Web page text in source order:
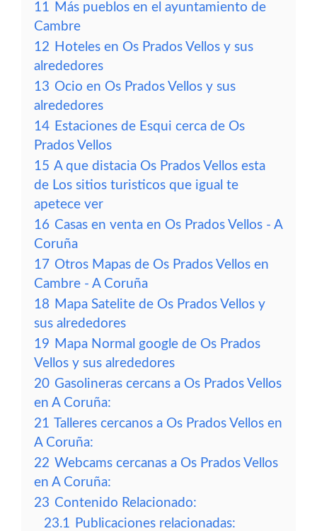
11 Más pueblos en el ayuntamiento de
Cambre
12 Hoteles en Os Prados Vellos y sus
alrededores
13 Ocio en Os Prados Vellos y sus
alrededores
14 Estaciones de Esqui cerca de Os
Prados Vellos
15 A que distacia Os Prados Vellos esta
de Los sitios turisticos que igual te
apetece ver
16 Casas en venta en Os Prados Vellos - A
Coruña
17 Otros Mapas de Os Prados Vellos en
Cambre - A Coruña
18 Mapa Satelite de Os Prados Vellos y
sus alrededores
19 Mapa Normal google de Os Prados
Vellos y sus alrededores
20 Gasolineras cercans a Os Prados Vellos
en A Coruña:
21 Talleres cercanos a Os Prados Vellos en
A Coruña:
22 Webcams cercanas a Os Prados Vellos
en A Coruña:
23 Contenido Relacionado:
23.1 Publicaciones relacionadas: